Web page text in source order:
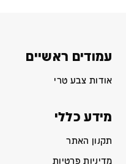
עמודים ראשיים
אודות צבע טרי
מידע כללי
תקנון האתר
מדיניות פרטיות